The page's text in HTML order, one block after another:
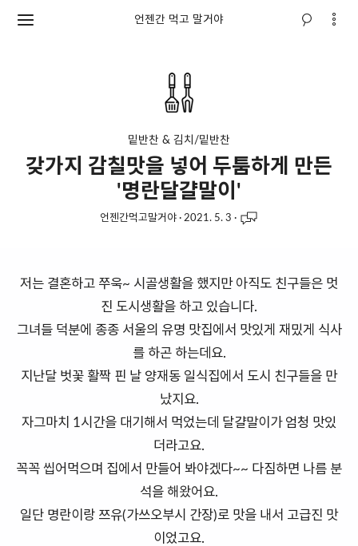
언젠간 먹고 말거야
밑반찬 & 김치/밑반찬
갖가지 감칠맛을 넣어 두툼하게 만든
'명란달걀말이'
언젠간먹고말거야· 2021. 5. 3 ·
저는 결혼하고 쭈욱~ 시골생활을 했지만 아직도 친구들은 멋
진 도시생활을 하고 있습니다.
그녀들 덕분에 종종 서울의 유명 맛집에서 맛있게 재밌게 식사
를 하곤 하는데요.
지난달 벗꽃 활짝 핀 날 양재동 일식집에서 도시 친구들을 만
났지요.
자그마치 1시간을 대기해서 먹었는데 달걀말이가 엄청 맛있
더라고요.
꼭꼭 씹어먹으며 집에서 만들어 봐야겠다~~ 다짐하면 나름 분
석을 해왔어요.
일단 명란이랑 쯔유(가쓰오부시 간장)로 맛을 내서 고급진 맛
이었고요.